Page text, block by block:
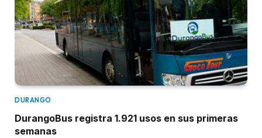
DURANGO
DurangoBus registra 1.921 usos en sus primeras
semanas